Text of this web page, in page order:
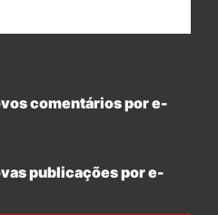
comentários por e-
publicações por e-